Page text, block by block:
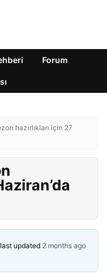
Forum
hazırlıkları için 27
updated 2 months ago